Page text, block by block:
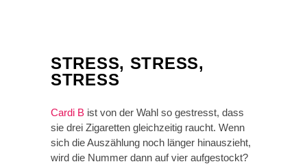
STRESS, STRESS,
STRESS
Cardi B ist von der Wahl so gestresst, dass
sie drei Zigaretten gleichzeitig raucht. Wenn
sich die Auszählung noch länger hinauszieht,
wird die Nummer dann auf vier aufgestockt?